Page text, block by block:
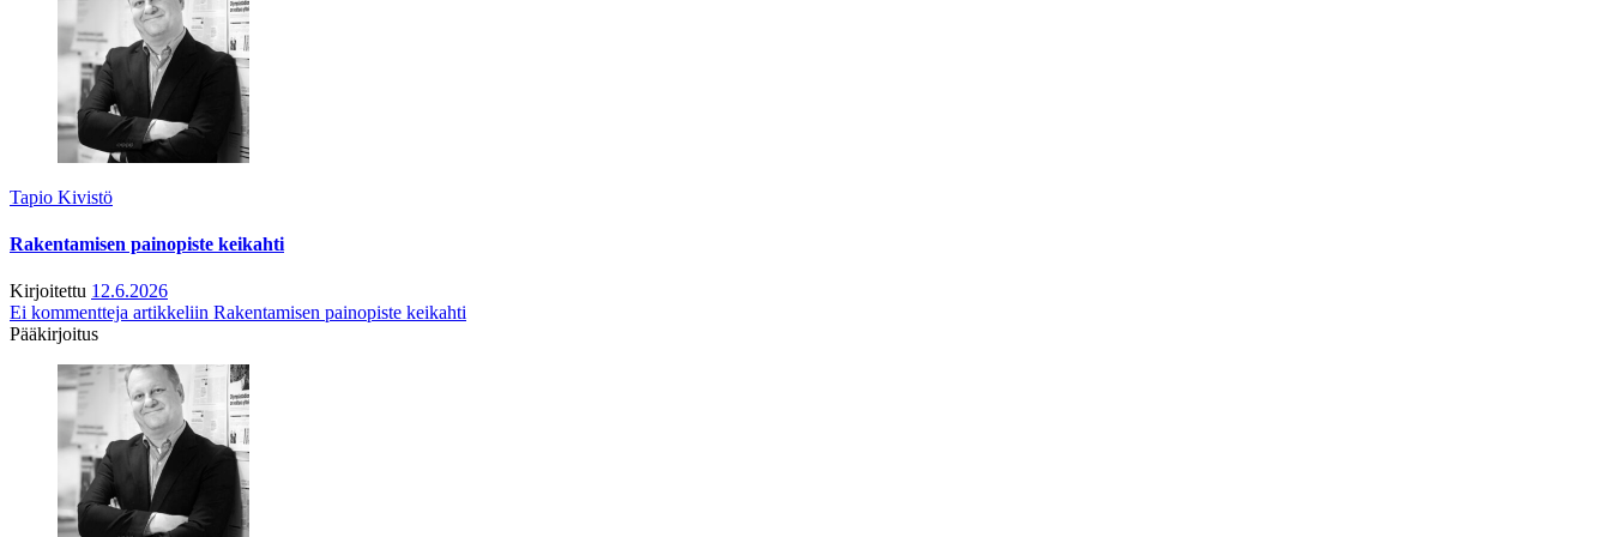
Tapio Kivistö
Rakentamisen painopiste keikahti
Kirjoitettu 12.6.2026
Ei kommentteja artikkeliin Rakentamisen painopiste keikahti
Pääkirjoitus